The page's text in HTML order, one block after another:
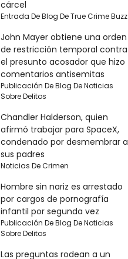
cárcel
Entrada De Blog De True Crime Buzz
John Mayer obtiene una orden
de restricción temporal contra
el presunto acosador que hizo
comentarios antisemitas
Publicación De Blog De Noticias
Sobre Delitos
Chandler Halderson, quien
afirmó trabajar para SpaceX,
condenado por desmembrar a
sus padres
Noticias De Crimen
Hombre sin nariz es arrestado
por cargos de pornografía
infantil por segunda vez
Publicación De Blog De Noticias
Sobre Delitos
Las preguntas rodean a un